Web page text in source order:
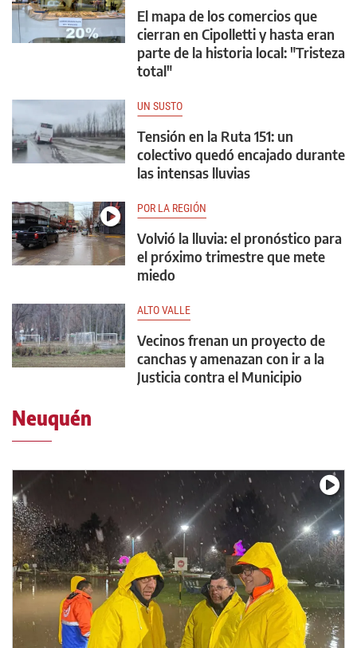
El mapa de los comercios que
cierran en Cipolletti y hasta eran
parte de la historia local: "Tristeza
total"
UN SUSTO
Tensión en la Ruta 151: un
colectivo quedó encajado durante
las intensas lluvias
POR LA REGIÓN
Volvió la lluvia: el pronóstico para
el próximo trimestre que mete
miedo
ALTO VALLE
Vecinos frenan un proyecto de
canchas y amenazan con ir a la
Justicia contra el Municipio
Neuquén